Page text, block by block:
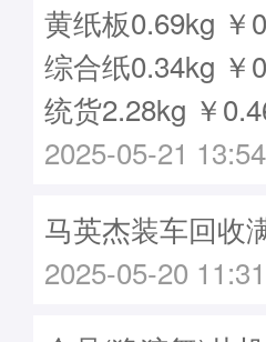
黄纸板0.69kg ￥
综合纸0.34kg ￥
统货2.28kg ￥
2025-05-21
马英杰装车回收
2025-05-20